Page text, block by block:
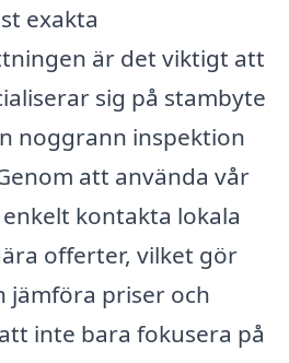
exakta
är det viktigt att
sig på stambyte
noggrann inspektion
att använda vår
kontakta lokala
offerter, vilket gör
jämföra priser och
inte bara fokusera på